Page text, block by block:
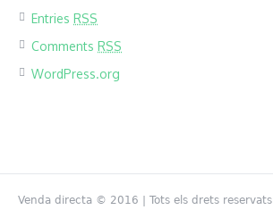
Entries RSS
Comments RSS
WordPress.org
Venda directa © 2016 | Tots els drets reservats